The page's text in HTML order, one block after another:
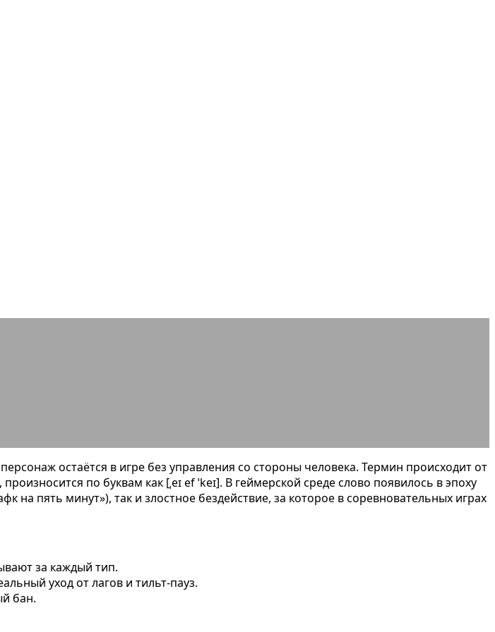
остаётся в игре без управления со стороны человека. Термин происходит от
по буквам как [ˌeɪ ef ˈkeɪ]. В геймерской среде слово появилось в эпоху
на пять минут»), так и злостное бездействие, за которое в соревновательных играх
за каждый тип.
уход от лагов и тильт-пауз.
бан.